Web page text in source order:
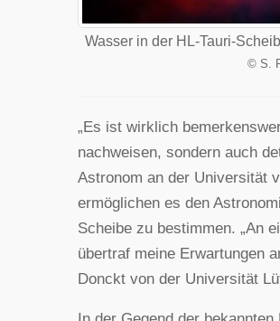
Wasser in der HL-Tauri-
©S.
„Es ist wirklich
nachweisen, sondern auch
Astronom an der Universität
ermöglichen es den
Scheibe zu bestimmen. „An
übertraf meine Erwartungen
Donckt von der Universität